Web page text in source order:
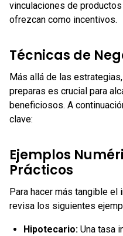
vinculaciones de
ofrezcan como incentivos.
Técnicas de
Más allá de las
preparas es crucial para
beneficiosos. A
clave:
Ejemplos
Prácticos
Para hacer más tangible
revisa los siguientes
Hipotecario: Una tasa